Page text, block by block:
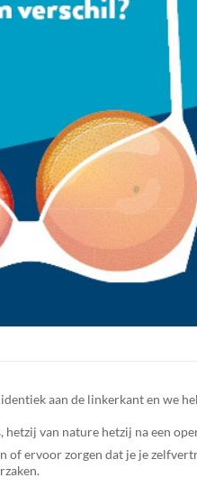
aan de linkerkant en we
van nature hetzij na een
of ervoor zorgen dat je je